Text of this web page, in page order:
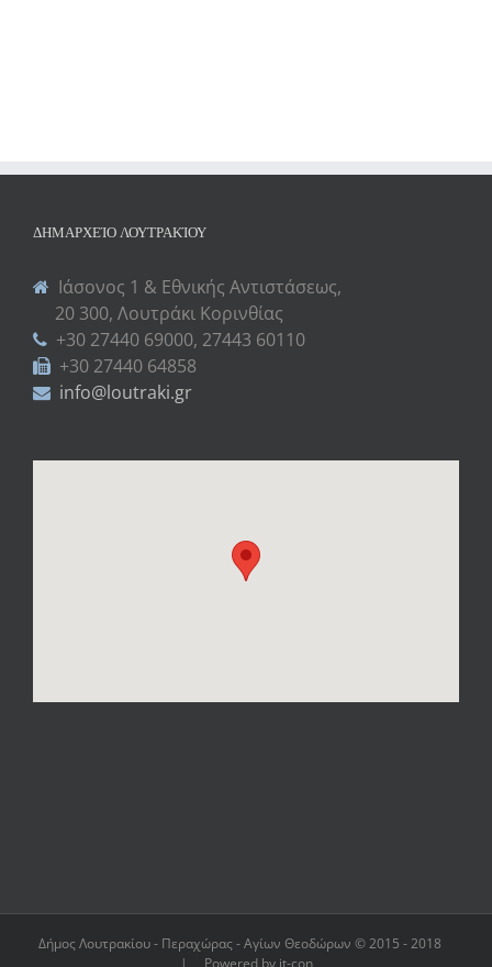
ΔΗΜΑΡΧΕΊΟ ΛΟΥΤΡΑΚΊΟΥ
Ιάσονος 1 & Εθνικής Αντιστάσεως,
20 300, Λουτράκι Κορινθίας
+30 27440 69000, 27443 60110
+30 27440 64858
info@loutraki.gr
Δήμος Λουτρακίου - Περαχώρας - Αγίων Θεοδώρων © 2015 - 2018
| Powered by it-con